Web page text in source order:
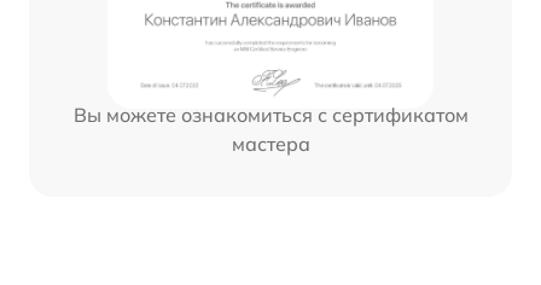
Вы можете ознакомиться с сертификатом
мастера